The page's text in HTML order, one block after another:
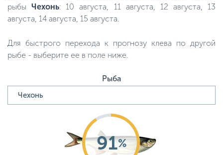
рыбыЧехонь: 10 августа, 11 августа, 12 августа, 13
августа, 14 августа, 15 августа.
Для быстрого перехода к прогнозу клева по другой
рыбе - выберите ее в поле ниже.
Рыба
91%